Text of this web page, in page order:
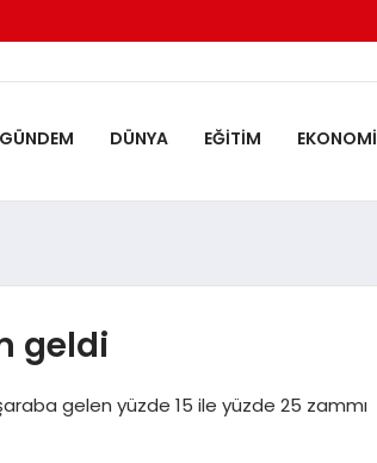
GÜNDEM DÜNYA EĞITIM EKONOMI
geldi
gelen yüzde 15 ile yüzde 25 zammı